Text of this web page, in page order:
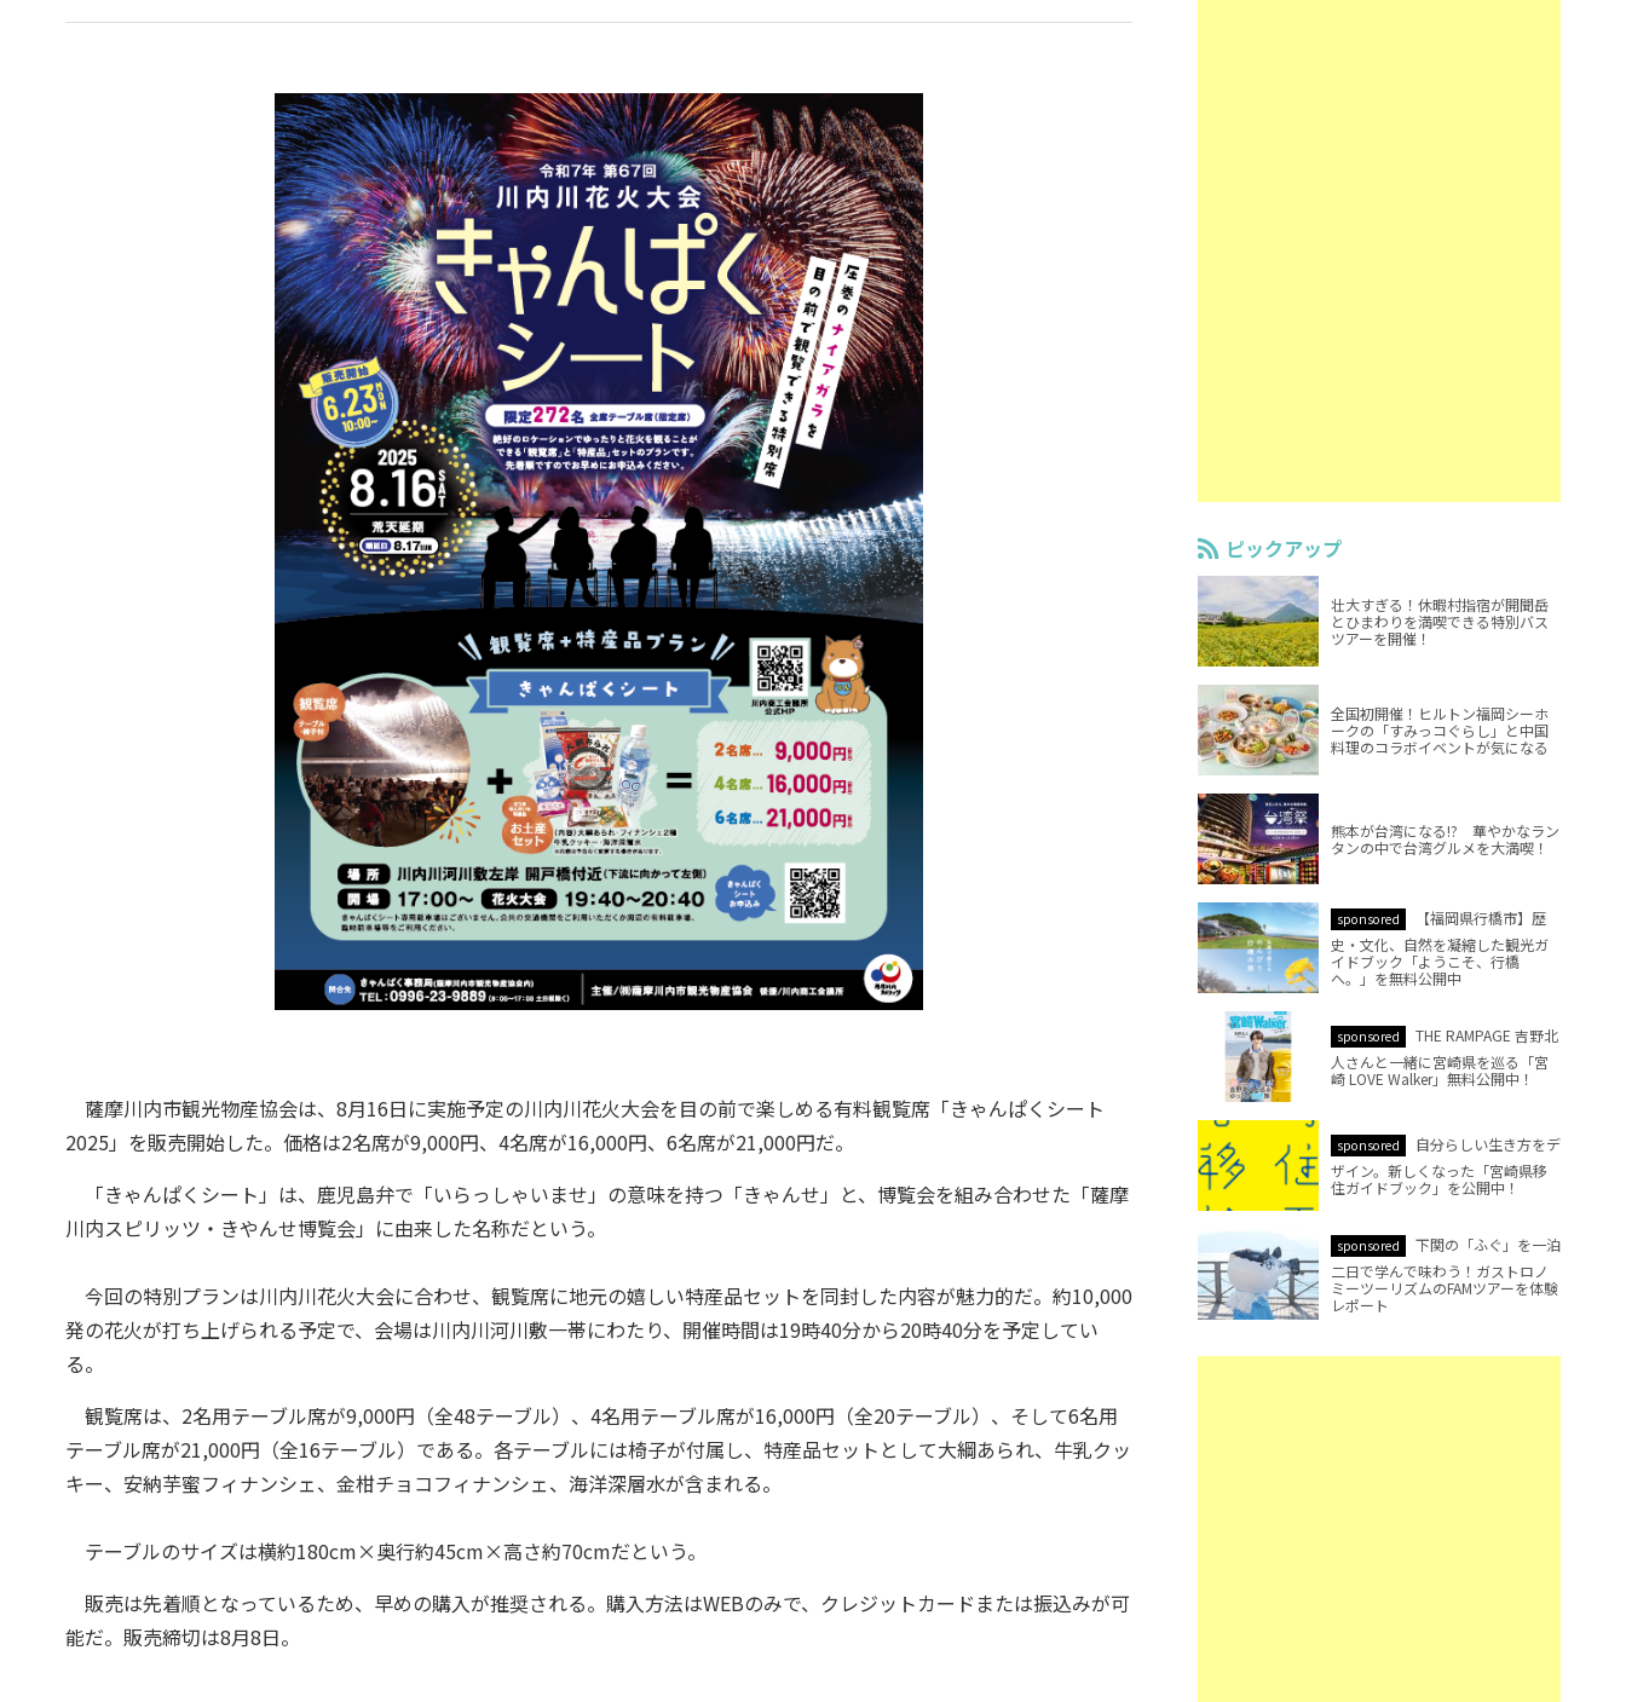
薩摩川内市観光物産協会は、8月16日に実施予定の川内川花火大会を目の前で楽しめる有料観覧席「きゃんぱくシート
2025」を販売開始した。価格は2名席が9,000円、4名席が16,000円、6名席が21,000円だ。
「きゃんぱくシート」は、鹿児島弁で「いらっしゃいませ」の意味を持つ「きゃんせ」と、博覧会を組み合わせた「薩摩
川内スピリッツ・きやんせ博覧会」に由来した名称だという。
今回の特別プランは川内川花火大会に合わせ、観覧席に地元の嬉しい特産品セットを同封した内容が魅力的だ。約10,000
発の花火が打ち上げられる予定で、会場は川内川河川敷一帯にわたり、開催時間は19時40分から20時40分を予定してい
る。
観覧席は、2名用テーブル席が9,000円（全48テーブル）、4名用テーブル席が16,000円（全20テーブル）、そして6名用
テーブル席が21,000円（全16テーブル）である。各テーブルには椅子が付属し、特産品セットとして大綱あられ、牛乳クッ
キー、安納芋蜜フィナンシェ、金柑チョコフィナンシェ、海洋深層水が含まれる。
テーブルのサイズは横約180cm×奥行約45cm×高さ約70cmだという。
販売は先着順となっているため、早めの購入が推奨される。購入方法はWEBのみで、クレジットカードまたは振込みが可
能だ。販売締切は8月8日。
ピックアップ
壮大すぎる！休暇村指宿が開聞岳
とひまわりを満喫できる特別バス
ツアーを開催！
全国初開催！ヒルトン福岡シーホ
ークの「すみっコぐらし」と中国
料理のコラボイベントが気になる
熊本が台湾になる!? 華やかなラン
タンの中で台湾グルメを大満喫！
sponsored
【福岡県行橋市】歴
史・文化、自然を凝縮した観光ガ
イドブック「ようこそ、行橋
へ。」を無料公開中
sponsored
THE RAMPAGE 吉野北
人さんと一緒に宮崎県を巡る「宮
崎 LOVE Walker」無料公開中！
sponsored
自分らしい生き方をデ
ザイン。新しくなった「宮崎県移
住ガイドブック」を公開中！
sponsored
下関の「ふぐ」を一泊
二日で学んで味わう！ガストロノ
ミーツーリズムのFAMツアーを体験
レポート